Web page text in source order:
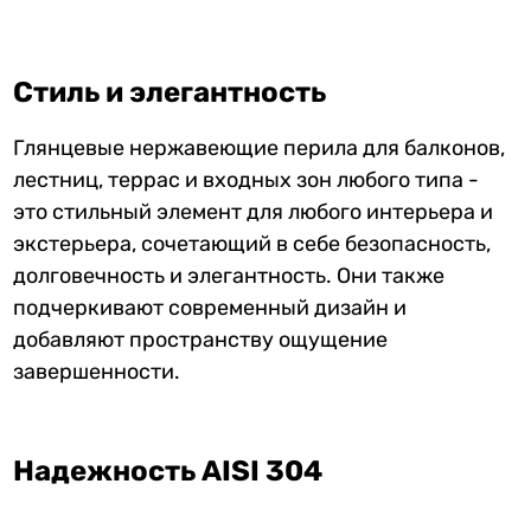
Стиль и элегантность
Глянцевые нержавеющие перила для балконов,
лестниц, террас и входных зон любого типа -
это стильный элемент для любого интерьера и
экстерьера, сочетающий в себе безопасность,
долговечность и элегантность. Они также
подчеркивают современный дизайн и
добавляют пространству ощущение
завершенности.
Надежность AISI 304